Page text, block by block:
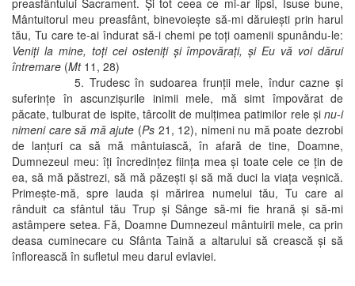
Mântuitorul meu preasfânt, binevoieşte să-mi dăruieşti prin harul
tău, Tu care te-ai îndurat să-i chemi pe toţi oamenii spunându-le:
Veniţi la mine, toţi cei osteniţi şi împovăraţi, şi Eu vă voi dărui
întremare (Mt 11, 28)
5. Trudesc în sudoarea frunţii mele, îndur cazne şi
suferinţe în ascunzişurile inimii mele, mă simt împovărat de
păcate, tulburat de ispite, târcolit de mulţimea patimilor rele şi nu-i
nimeni care să mă ajute (Ps 21, 12), nimeni nu mă poate dezrobi
de lanţuri ca să mă mântuiască, în afară de tine, Doamne,
Dumnezeul meu: îţi încredinţez fiinţa mea şi toate cele ce ţin de
ea, să mă păstrezi, să mă păzeşti şi să mă duci la viaţa veşnică.
Primeşte-mă, spre lauda şi mărirea numelui tău, Tu care ai
rânduit ca sfântul tău Trup şi Sânge să-mi fie hrană şi să-mi
astâmpere setea. Fă, Doamne Dumnezeul mântuirii mele, ca prin
deasa cuminecare cu Sfânta Taină a altarului să crească şi să
înflorească în sufletul meu darul evlaviei.